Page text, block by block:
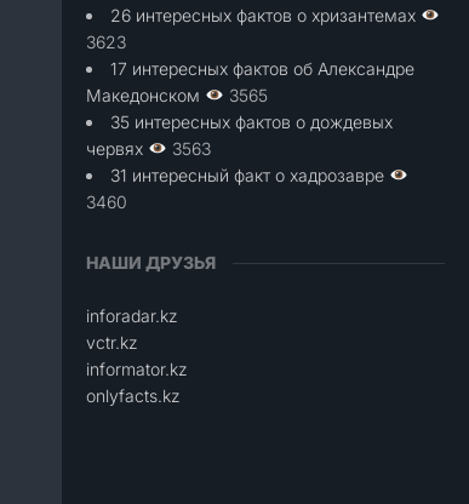
26 интересных фактов о хризантемах
3623
17 интересных фактов об Александре
Македонском
3565
35 интересных фактов о дождевых
червях
3563
31 интересный факт о хадрозавре
3460
НАШИ ДРУЗЬЯ
inforadar.kz
vctr.kz
informator.kz
onlyfacts.kz